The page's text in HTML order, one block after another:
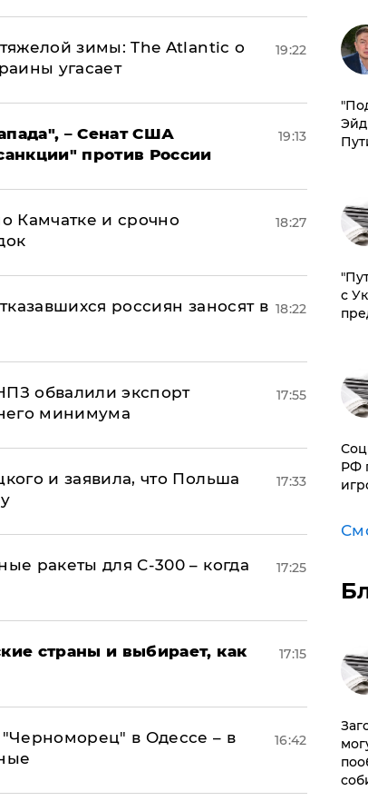
зимы: The Atlantic о
угасает
19:22
– Сенат США
против России
19:13
Камчатке и срочно
18:27
россиян заносят в 18:22
обвалили экспорт
минимума
17:55
и заявила, что Польша
17:33
ракеты для С-300 – когда
17:25
страны и выбирает, как
17:15
в Одессе – в
16:42
с
РФ